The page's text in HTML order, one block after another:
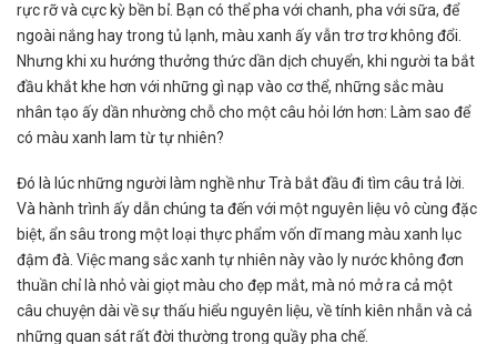
rực rỡ và cực kỳ bền bỉ. Bạn có thể pha với chanh, pha với sữa, để
ngoài nắng hay trong tủ lạnh, màu xanh ấy vẫn trơ trơ không đổi.
Nhưng khi xu hướng thưởng thức dần dịch chuyển, khi người ta bắt
đầu khắt khe hơn với những gì nạp vào cơ thể, những sắc màu
nhân tạo ấy dần nhường chỗ cho một câu hỏi lớn hơn: Làm sao để
có màu xanh lam từ tự nhiên?
Đó là lúc những người làm nghề như Trà bắt đầu đi tìm câu trả lời.
Và hành trình ấy dẫn chúng ta đến với một nguyên liệu vô cùng đặc
biệt, ẩn sâu trong một loại thực phẩm vốn dĩ mang màu xanh lục
đậm đà. Việc mang sắc xanh tự nhiên này vào ly nước không đơn
thuần chỉ là nhỏ vài giọt màu cho đẹp mắt, mà nó mở ra cả một
câu chuyện dài về sự thấu hiểu nguyên liệu, về tính kiên nhẫn và cả
những quan sát rất đời thường trong quầy pha chế.